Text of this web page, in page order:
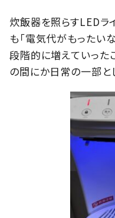
炊飯器を照らすLEDラ
も「電気代がもったい
段階的に増えていった
の間にか日常の一部と